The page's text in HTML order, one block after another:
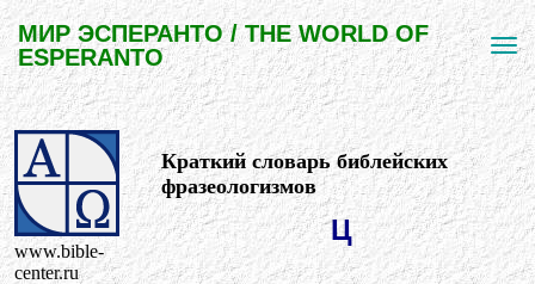
МИР ЭСПЕРАНТО / THE WORLD OF
ESPERANTO
www.bible-
center.ru
Краткий словарь библейских
фразеологизмов
Ц